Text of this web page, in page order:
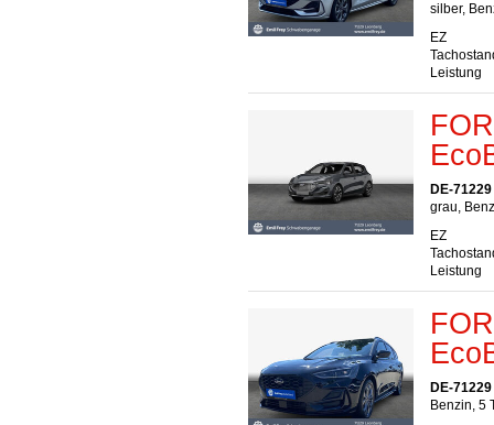
silber,
EZ
Leistung
DE-
grau,
EZ
Leistung
DE-
Benzin, 5